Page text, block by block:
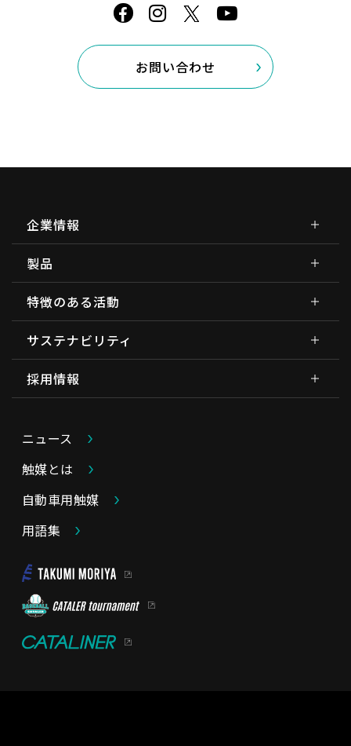
お問い合わせ
企業情報
製品
特徴のある活動
サステナビリティ
採用情報
ニュース
触媒とは
自動車用触媒
用語集